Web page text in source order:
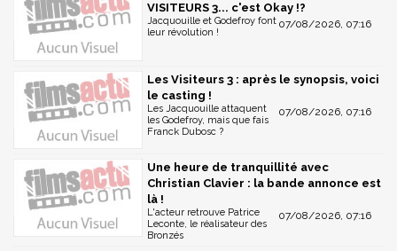
VISITEURS 3... c'est Okay !?
07/08/2026, 07:16
Jacquouille et Godefroy font
leur révolution !
Les Visiteurs 3 : après le synopsis, voici
le casting !
07/08/2026, 07:16
Les Jacquouille attaquent
les Godefroy, mais que fais
Franck Dubosc ?
Une heure de tranquillité avec
Christian Clavier : la bande annonce est
là !
07/08/2026, 07:16
L'acteur retrouve Patrice
Leconte, le réalisateur des
Bronzés